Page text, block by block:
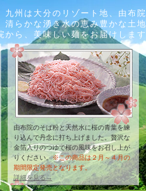
九州は大分のリゾート地、由布院
清らかな湧き水の恵み豊かな土地
から、美味しい麺をお届けします
由布院のそば粉と天然水に桜の青葉を練
り込んで丹念に打ち上げました。贅沢な
金箔入りのつゆで桜の風味をお召し上が
りください。※この商品は２月～４月の
期間限定発売となります。
詳細を見る→